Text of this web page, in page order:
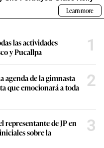
las actividades
y Pucallpa
1
agenda de la gimnasta
que emocionará a toda
2
representante de JP en
sobre la
3